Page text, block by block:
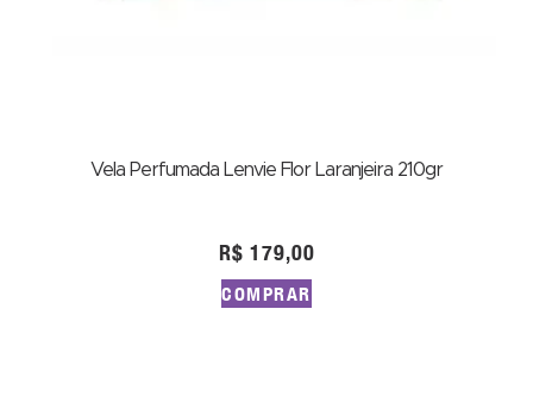
Vela Perfumada Lenvie Flor Laranjeira 210gr
R$ 179,00
COMPRAR